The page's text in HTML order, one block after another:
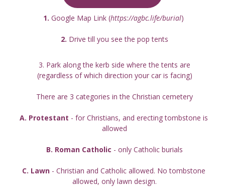
1. Google Map Link (https://agbc.life/burial)
2. Drive till you see the pop tents
3. Park along the kerb side where the tents are
(regardless of which direction your car is facing)
There are 3 categories in the Christian cemetery
A. Protestant - for Christians, and erecting tombstone is
allowed
B. Roman Catholic - only Catholic burials
C. Lawn - Christian and Catholic allowed. No tombstone
allowed, only lawn design.